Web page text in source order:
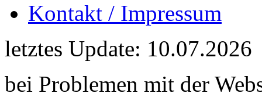
Kontakt / Impressum
letztes Update: 10.07.2026
bei Problemen mit der